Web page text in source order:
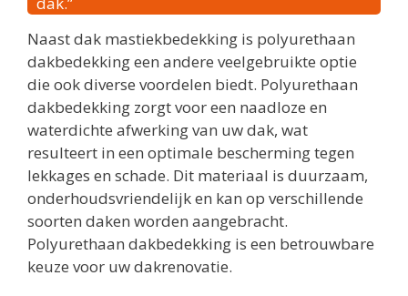
Naast dak mastiekbedekking is polyurethaan
dakbedekking een andere veelgebruikte optie
die ook diverse voordelen biedt. Polyurethaan
dakbedekking zorgt voor een naadloze en
waterdichte afwerking van uw dak, wat
resulteert in een optimale bescherming tegen
lekkages en schade. Dit materiaal is duurzaam,
onderhoudsvriendelijk en kan op verschillende
soorten daken worden aangebracht.
Polyurethaan dakbedekking is een betrouwbare
keuze voor uw dakrenovatie.